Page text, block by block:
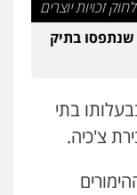
מעצרים
וחקירות
שנתפסו בתיק
בתי
צ'כיה.